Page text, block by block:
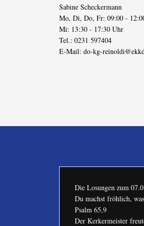
Sabine Scheckermann
Mo, Di, Do, Fr: 09:00 -
Mi: 13:30 - 17:30 Uhr
Tel.: 0231 597404
E-Mail: do-kg-
Die Losungen zum
Du machst fröhlich,
Psalm 65,9
Der Kerkermeister